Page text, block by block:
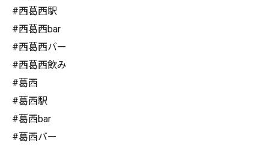
#西葛西駅
#西葛西bar
#西葛西バー
#西葛西飲み
#葛西
#葛西駅
#葛西bar
#葛西バー